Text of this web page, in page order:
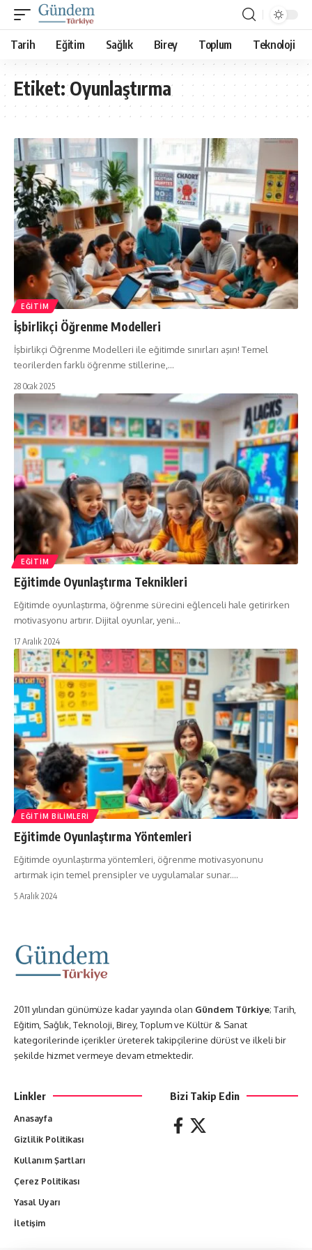
Tarih Eğitim Sağlık Birey Toplum Teknoloji
Etiket:Oyunlaştırma
EĞITIM
İşbirlikçi Öğrenme Modelleri
İşbirlikçi Öğrenme Modelleri ile eğitimde sınırları aşın! Temel
teorilerden farklı öğrenme stillerine,…
28 Ocak 2025
EĞITIM
Eğitimde Oyunlaştırma Teknikleri
Eğitimde oyunlaştırma, öğrenme sürecini eğlenceli hale getirirken
motivasyonu artırır. Dijital oyunlar, yeni…
17 Aralık 2024
EĞITIM BILIMLERI
Eğitimde Oyunlaştırma Yöntemleri
Eğitimde oyunlaştırma yöntemleri, öğrenme motivasyonunu
artırmak için temel prensipler ve uygulamalar sunar.…
5 Aralık 2024
2011 yılından günümüze kadar yayında olan Gündem Türkiye; Tarih,
Eğitim, Sağlık, Teknoloji, Birey, Toplum ve Kültür & Sanat
kategorilerinde içerikler üreterek takipçilerine dürüst ve ilkeli bir
şekilde hizmet vermeye devam etmektedir.
Linkler
Anasayfa
Gizlilik Politikası
Kullanım Şartları
Çerez Politikası
Yasal Uyarı
İletişim
Bizi Takip Edin